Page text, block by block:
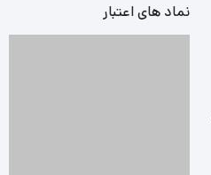
نماد های اعتبار